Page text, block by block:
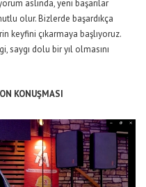
aslında, yeni başarılar
olur. Bizlerde başardıkça
keyfini çıkarmaya başlıyoruz.
saygı dolu bir yıl olmasını
KONUŞMASI